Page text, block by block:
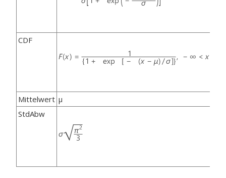
CDF
Mittelwert μ
StdAbw